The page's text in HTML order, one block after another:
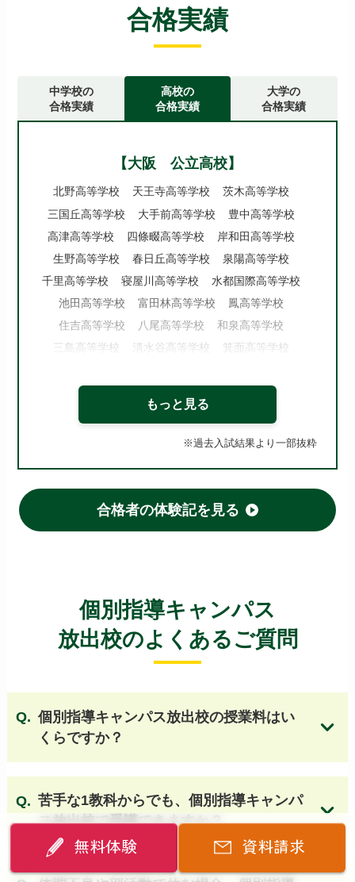
合格実績
中学校の
合格実績
高校の
合格実績
大学の
合格実績
【大阪 公立高校】
北野高等学校 天王寺高等学校
茨木高等学校
三国丘高等学校
大手前高等学校
豊中高等学校
高津高等学校
四條畷高等学校
岸和田高等学校
生野高等学校
春日丘高等学校
泉陽高等学校
千里高等学校
寝屋川高等学校
水都国際高等学校
池田高等学校
富田林高等学校
鳳高等学校
住吉高等学校
八尾高等学校
和泉高等学校
三島高等学校
清水谷高等学校
箕面高等学校
牧野高等学校
槻の木高等学校
市岡高等学校
山田高等学校
枚方高等学校
河南高等学校
刀根山高等学校
【大阪 国立・私立高校】
清風南海高等学校
四天王寺高等学校
大阪桐蔭高等学校
桃山学院高等学校
国立大阪教育大学附属天王寺校舎
国立大阪教育大学附属平野校舎
清教学園高等学校
清風高等学校
近畿大学附属高等学校
初芝富田林高等学校
箕面自由学園高等学校
追手門学院高等学校
関西大学第一高等学校
関西創価高等学校
帝塚山学院泉ヶ丘高等学校
関西大学高等部
同志社香里高等学校
履正社高等学校
もっと見る
※過去入試結果より一部抜粋
合格者の体験記を見る
個別指導キャンパス
放出校のよくあるご質問
個別指導キャンパス放出校の授業料はい
くらですか？
苦手な1教科からでも、個別指導キャンパ
ス放出校で受講できますか？
無料体験 資料請求